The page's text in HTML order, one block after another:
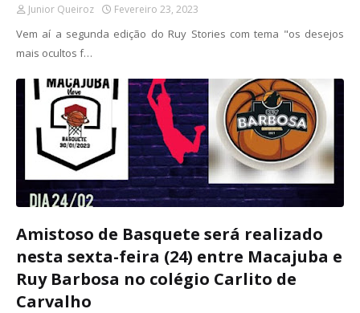
Junior Queiroz Fevereiro 23, 2023
Vem aí a segunda edição do Ruy Stories com tema "os desejos
mais ocultos f…
Amistoso de Basquete será realizado
nesta sexta-feira (24) entre Macajuba e
Ruy Barbosa no colégio Carlito de
Carvalho